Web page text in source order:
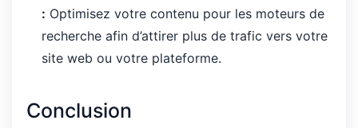
: Optimisez votre contenu pour les moteurs de
recherche afin d’attirer plus de trafic vers votre
site web ou votre plateforme.
Conclusion